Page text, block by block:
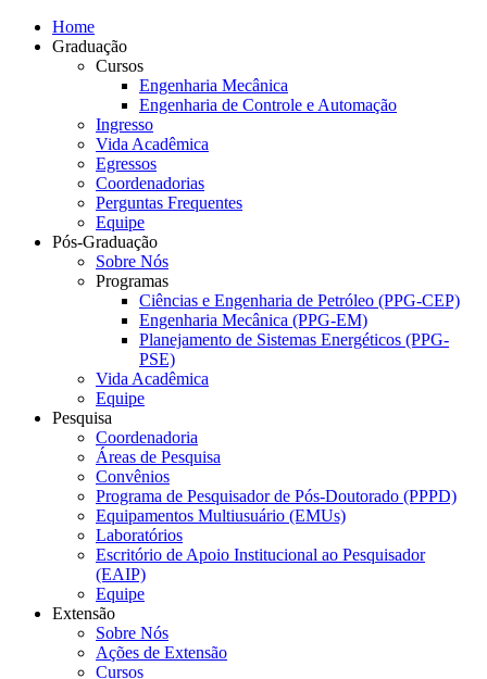
Home
Graduação
Cursos
Engenharia Mecânica
Engenharia de Controle e Automação
Ingresso
Vida Acadêmica
Egressos
Coordenadorias
Perguntas Frequentes
Equipe
Pós-Graduação
Sobre Nós
Programas
Ciências e Engenharia de Petróleo (PPG-CEP)
Engenharia Mecânica (PPG-EM)
Planejamento de Sistemas Energéticos (PPG-
PSE)
Vida Acadêmica
Equipe
Pesquisa
Coordenadoria
Áreas de Pesquisa
Convênios
Programa de Pesquisador de Pós-Doutorado (PPPD)
Equipamentos Multiusuário (EMUs)
Laboratórios
Escritório de Apoio Institucional ao Pesquisador
(EAIP)
Equipe
Extensão
Sobre Nós
Ações de Extensão
Cursos